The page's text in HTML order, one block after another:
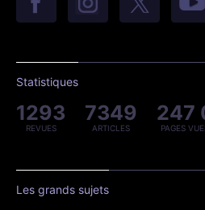
Statistiques
1293
REVUES
7349
ARTICLES
247
PAGES
Les grands sujets